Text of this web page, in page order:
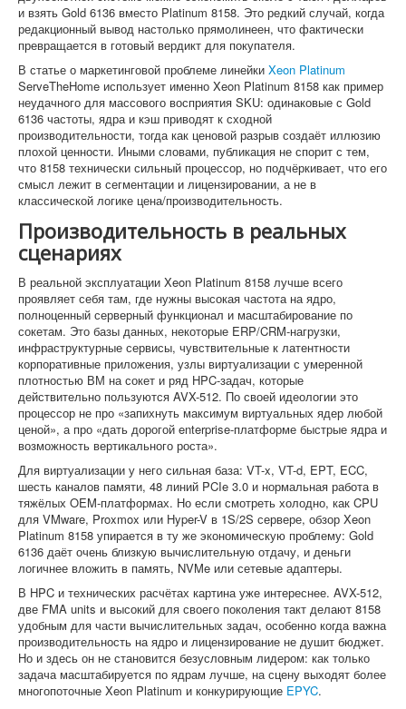
и взять Gold 6136 вместо Platinum 8158. Это редкий случай, когда
редакционный вывод настолько прямолинеен, что фактически
превращается в готовый вердикт для покупателя.
В статье о маркетинговой проблеме линейки Xeon Platinum
ServeTheHome использует именно Xeon Platinum 8158 как пример
неудачного для массового восприятия SKU: одинаковые с Gold
6136 частоты, ядра и кэш приводят к сходной
производительности, тогда как ценовой разрыв создаёт иллюзию
плохой ценности. Иными словами, публикация не спорит с тем,
что 8158 технически сильный процессор, но подчёркивает, что его
смысл лежит в сегментации и лицензировании, а не в
классической логике цена/производительность.
Производительность в реальных
сценариях
В реальной эксплуатации Xeon Platinum 8158 лучше всего
проявляет себя там, где нужны высокая частота на ядро,
полноценный серверный функционал и масштабирование по
сокетам. Это базы данных, некоторые ERP/CRM-нагрузки,
инфраструктурные сервисы, чувствительные к латентности
корпоративные приложения, узлы виртуализации с умеренной
плотностью ВМ на сокет и ряд HPC-задач, которые
действительно пользуются AVX-512. По своей идеологии это
процессор не про «запихнуть максимум виртуальных ядер любой
ценой», а про «дать дорогой enterprise-платформе быстрые ядра и
возможность вертикального роста».
Для виртуализации у него сильная база: VT-x, VT-d, EPT, ECC,
шесть каналов памяти, 48 линий PCIe 3.0 и нормальная работа в
тяжёлых OEM-платформах. Но если смотреть холодно, как CPU
для VMware, Proxmox или Hyper-V в 1S/2S сервере, обзор Xeon
Platinum 8158 упирается в ту же экономическую проблему: Gold
6136 даёт очень близкую вычислительную отдачу, и деньги
логичнее вложить в память, NVMe или сетевые адаптеры.
В HPC и технических расчётах картина уже интереснее. AVX-512,
две FMA units и высокий для своего поколения такт делают 8158
удобным для части вычислительных задач, особенно когда важна
производительность на ядро и лицензирование не душит бюджет.
Но и здесь он не становится безусловным лидером: как только
задача масштабируется по ядрам лучше, на сцену выходят более
многопоточные Xeon Platinum и конкурирующие EPYC.